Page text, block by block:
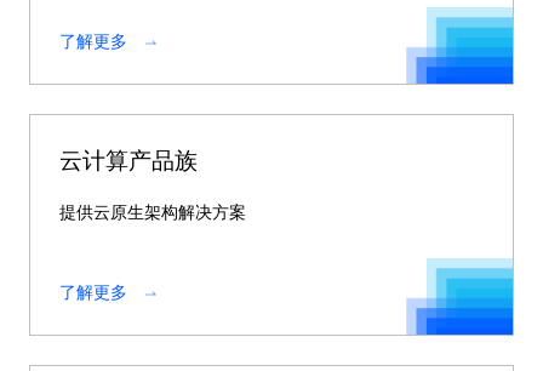
了解更多
云计算产品族
提供云原生架构解决方案
了解更多